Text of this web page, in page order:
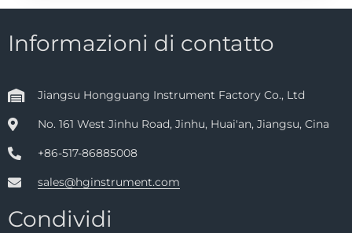
Informazioni di contatto
Jiangsu Hongguang Instrument Factory Co., Ltd
No. 161 West Jinhu Road, Jinhu, Huai'an, Jiangsu, Cina
+86-517-86885008
sales@hginstrument.com
Condividi